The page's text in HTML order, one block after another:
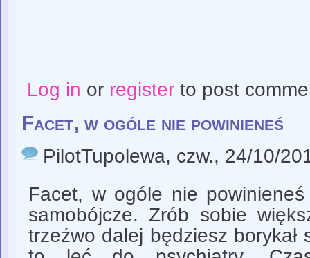
Log in or registerto post
Facet, w ogóle nie powinieneś
PilotTupolewa, czw., 24/10/
Facet, w ogóle nie
samobójcze. Zrób sobie
trzeźwo dalej będziesz borykał